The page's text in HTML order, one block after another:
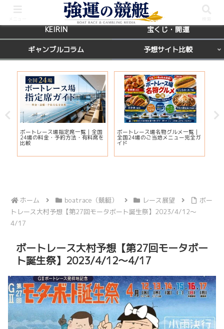
BOATRACE レース場ガイド
KEIRIN 宝くじ・開運
ギャンブルコラム 予想サイト比較
ボートレース場指定席一覧｜全国
24場の料金・予約方法・有料席を
比較
ボートレース場名物グルメ一覧｜
全国24場のご当地メニュー完全ガ
イド
ホーム boatrace（競艇） レース展望
ボー
トレース大村予想【第27回モータボート誕生祭】2023/4/12～
4/17
ボートレース大村予想【第27回モータボー
ト誕生祭】2023/4/12～4/17